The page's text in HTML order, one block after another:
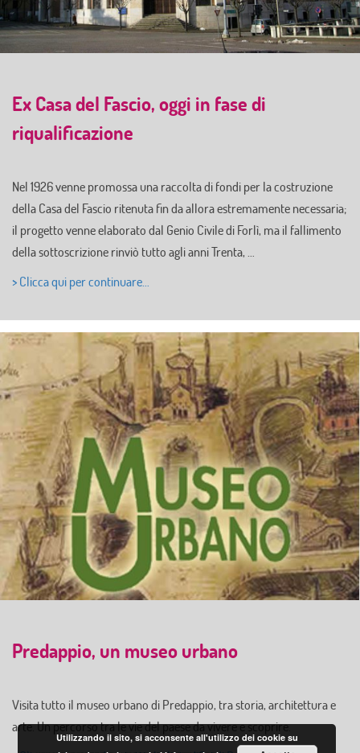
Ex Casa del Fascio, oggi in fase di
riqualificazione
Nel 1926 venne promossa una raccolta di fondi per la costruzione
della Casa del Fascio ritenuta fin da allora estremamente necessaria;
il progetto venne elaborato dal Genio Civile di Forlì, ma il fallimento
della sottoscrizione rinviò tutto agli anni Trenta, …
> Clicca qui per continuare…
Predappio, un museo urbano
Visita tutto il museo urbano di Predappio, tra storia, architettura e
arte. Un percorso tra le vie del paese da vivere e scoprire.
Utilizzando il sito, si acconsente all'utilizzo dei cookie su